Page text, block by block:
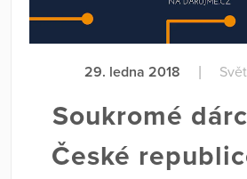
29. ledna 2018
Soukromé
České